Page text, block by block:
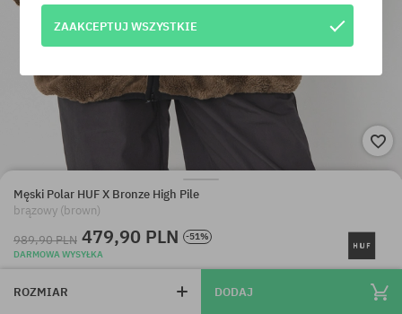
Męski Polar HUF X Bronze High Pile
brązowy (brown)
989,90 PLN 479,90 PLN
-51%
DARMOWA WYSYŁKA
ROZMIAR DODAJ
ZAAKCEPTUJ WSZYSTKIE